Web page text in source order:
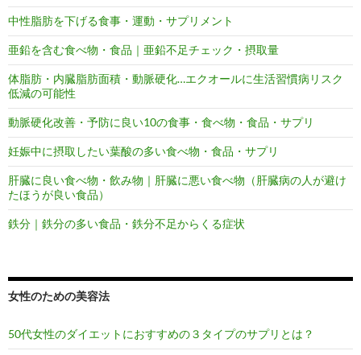
中性脂肪を下げる食事・運動・サプリメント
亜鉛を含む食べ物・食品｜亜鉛不足チェック・摂取量
体脂肪・内臓脂肪面積・動脈硬化…エクオールに生活習慣病リスク
低減の可能性
動脈硬化改善・予防に良い10の食事・食べ物・食品・サプリ
妊娠中に摂取したい葉酸の多い食べ物・食品・サプリ
肝臓に良い食べ物・飲み物｜肝臓に悪い食べ物（肝臓病の人が避け
たほうが良い食品）
鉄分｜鉄分の多い食品・鉄分不足からくる症状
女性のための美容法
50代女性のダイエットにおすすめの３タイプのサプリとは？